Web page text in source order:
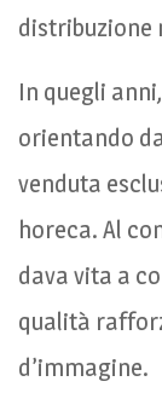
distribuzione
In quegli
orientando
venduta
horeca. Al
dava vita a
qualità
d’immagine.